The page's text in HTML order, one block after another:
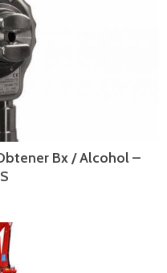
Bx / Alcohol –